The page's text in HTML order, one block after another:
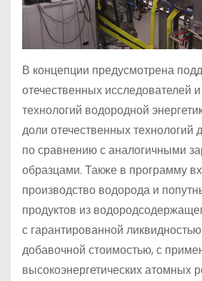
В концепции предусмотрена
отечественных исследователей
технологий водородной
доли отечественных технологий
по сравнению с аналогичными
образцами. Также в программу
производство водорода и
продуктов из
с гарантированной
добавочной стоимостью, с
высокоэнергетических атомных